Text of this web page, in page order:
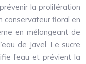
la prolifération
conservateur floral en
en mélangeant de
de Javel. Le sucre
l’eau et prévient la